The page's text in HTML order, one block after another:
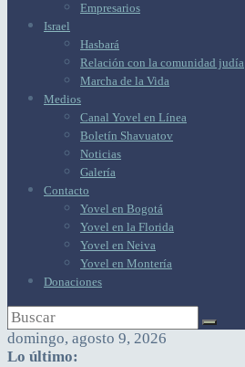
Empresarios
Israel
Hasbará
Relación con la comunidad judía
Marcha de la Vida
Medios
Canal Yovel en Línea
Boletín Shavuatov
Noticias
Galería
Contacto
Yovel en Bogotá
Yovel en la Florida
Yovel en Neiva
Yovel en Montería
Donaciones
domingo, agosto 9, 2026
Lo último: